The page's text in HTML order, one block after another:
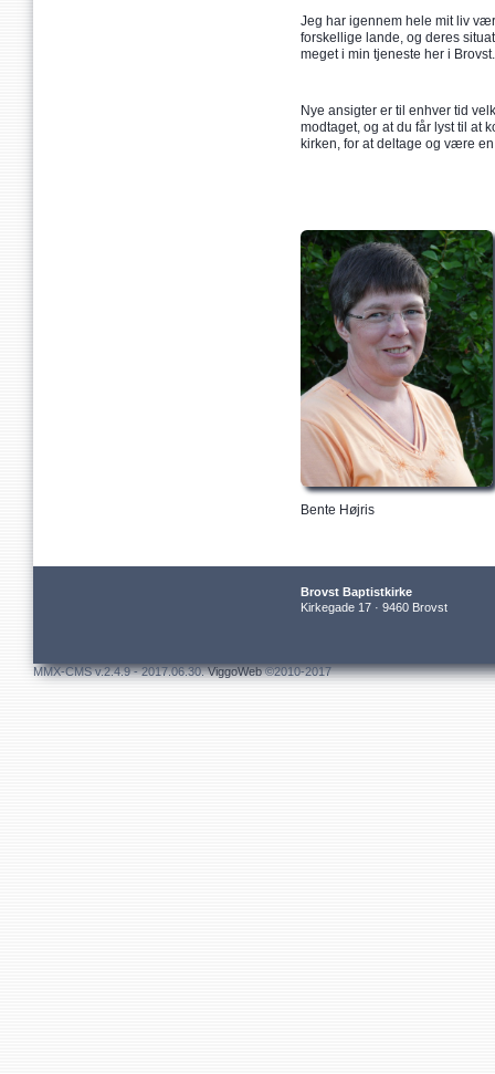
Jeg har igennem hele mit liv
forskellige lande, og deres
meget i min tjeneste her i
Nye ansigter er til enhver tid
modtaget, og at du får lyst til at
kirken, for at deltage og være
Bente Højris
Brovst Baptistkirke
Kirkegade 17 · 9460 Brovst
MMX-CMS v.2.4.9 - 2017.06.30.ViggoWeb©2010-2017